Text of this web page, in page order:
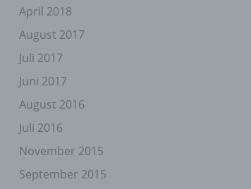
April 2018
August 2017
Juli 2017
Juni 2017
August 2016
Juli 2016
November 2015
September 2015